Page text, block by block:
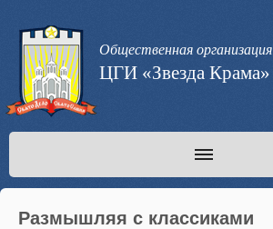
Общественная организация
ЦГИ «Звезда Крама»
Размышляя с классиками